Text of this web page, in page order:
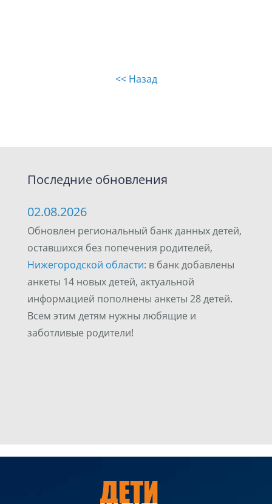
<< Назад
Последние обновления
02.08.2026
Обновлен региональный банк данных детей,
оставшихся без попечения родителей,
Нижегородской области: в банк добавлены
анкеты 14 новых детей, актуальной
информацией пополнены анкеты 28 детей.
Всем этим детям нужны любящие и
заботливые родители!